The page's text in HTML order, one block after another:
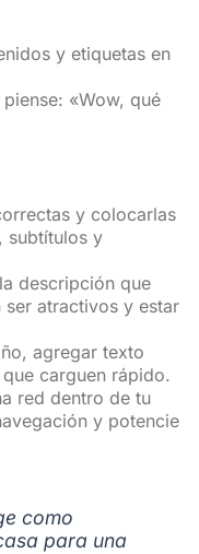
y etiquetas en
«Wow, qué
y colocarlas
subtítulos y
descripción que
ser atractivos y estar
agregar texto
carguen rápido.
red dentro de tu
y potencie
como
para una